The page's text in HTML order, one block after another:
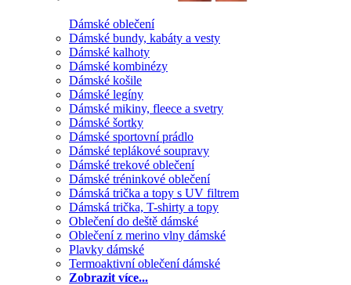
Dámské oblečení
Dámské bundy, kabáty a vesty
Dámské kalhoty
Dámské kombinézy
Dámské košile
Dámské legíny
Dámské mikiny, fleece a svetry
Dámské šortky
Dámské sportovní prádlo
Dámské teplákové soupravy
Dámské trekové oblečení
Dámské tréninkové oblečení
Dámská trička a topy s UV filtrem
Dámská trička, T-shirty a topy
Oblečení do deště dámské
Oblečení z merino vlny dámské
Plavky dámské
Termoaktivní oblečení dámské
Zobrazit více...